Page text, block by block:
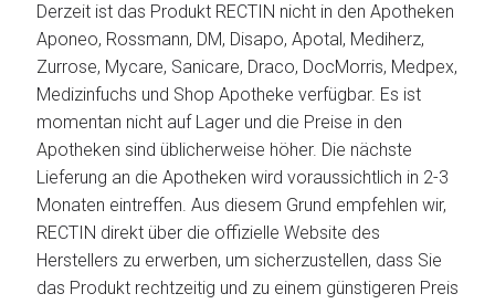
Derzeit ist das Produkt RECTIN nicht in den Apotheken
Aponeo, Rossmann, DM, Disapo, Apotal, Mediherz,
Zurrose, Mycare, Sanicare, Draco, DocMorris, Medpex,
Medizinfuchs und Shop Apotheke verfügbar. Es ist
momentan nicht auf Lager und die Preise in den
Apotheken sind üblicherweise höher. Die nächste
Lieferung an die Apotheken wird voraussichtlich in 2-3
Monaten eintreffen. Aus diesem Grund empfehlen wir,
RECTIN direkt über die offizielle Website des
Herstellers zu erwerben, um sicherzustellen, dass Sie
das Produkt rechtzeitig und zu einem günstigeren Preis